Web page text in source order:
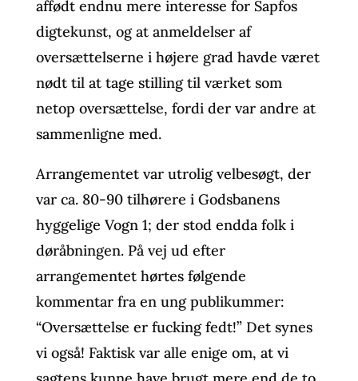
affødt endnu mere interesse for Sapfos
digtekunst, og at anmeldelser af
oversættelserne i højere grad havde været
nødt til at tage stilling til værket som
netop oversættelse, fordi der var andre at
sammenligne med.
Arrangementet var utrolig velbesøgt, der
var ca. 80-90 tilhørere i Godsbanens
hyggelige Vogn 1; der stod endda folk i
døråbningen. På vej ud efter
arrangementet hørtes følgende
kommentar fra en ung publikummer:
“Oversættelse er fucking fedt!” Det synes
vi også! Faktisk var alle enige om, at vi